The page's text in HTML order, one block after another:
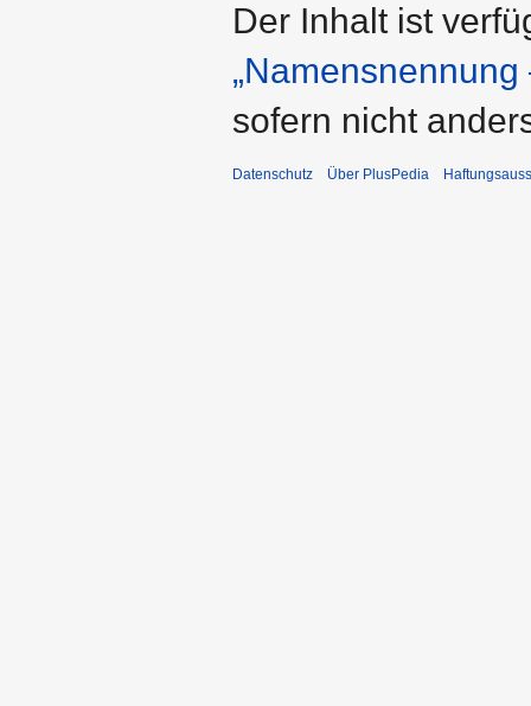
Der Inhalt ist
sofern nicht
Datenschutz Über PlusPedia